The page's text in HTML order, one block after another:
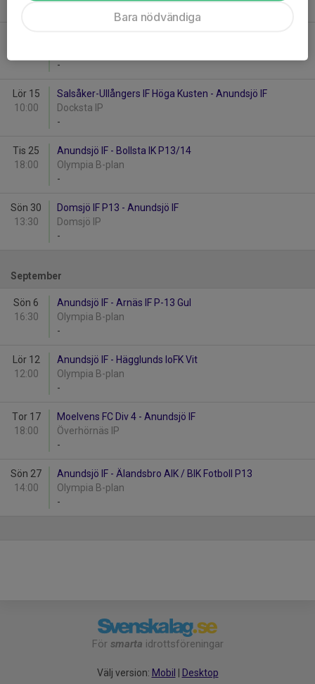
-
Lör 15
10:00
Salsåker-Ullångers IF Höga Kusten - Anundsjö IF
Docksta IP
-
Tis 25
18:00
Anundsjö IF - Bollsta IK P13/14
Olympia B-plan
-
Sön 30
13:30
Domsjö IF P13 - Anundsjö IF
Domsjö IP
-
September
Sön 6
16:30
Anundsjö IF - Arnäs IF P-13 Gul
Olympia B-plan
-
Lör 12
12:00
Anundsjö IF - Hägglunds IoFK Vit
Olympia B-plan
-
Tor 17
18:00
Moelvens FC Div 4 - Anundsjö IF
Överhörnäs IP
-
Sön 27
14:00
Anundsjö IF - Älandsbro AIK / BIK Fotboll P13
Olympia B-plan
-
För smarta idrottsföreningar
Välj version: Mobil Desktop
Bara nödvändiga